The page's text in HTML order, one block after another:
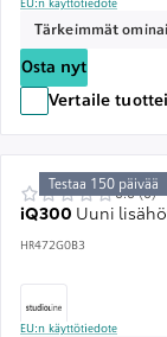
EU:n käyttötiedote
Tärkeimmät
Osta nyt
Vertaile
iQ300 Uuni
HR472G0B3
0.0 (0)
Testaa 150 päivää
EU:n käyttötiedote